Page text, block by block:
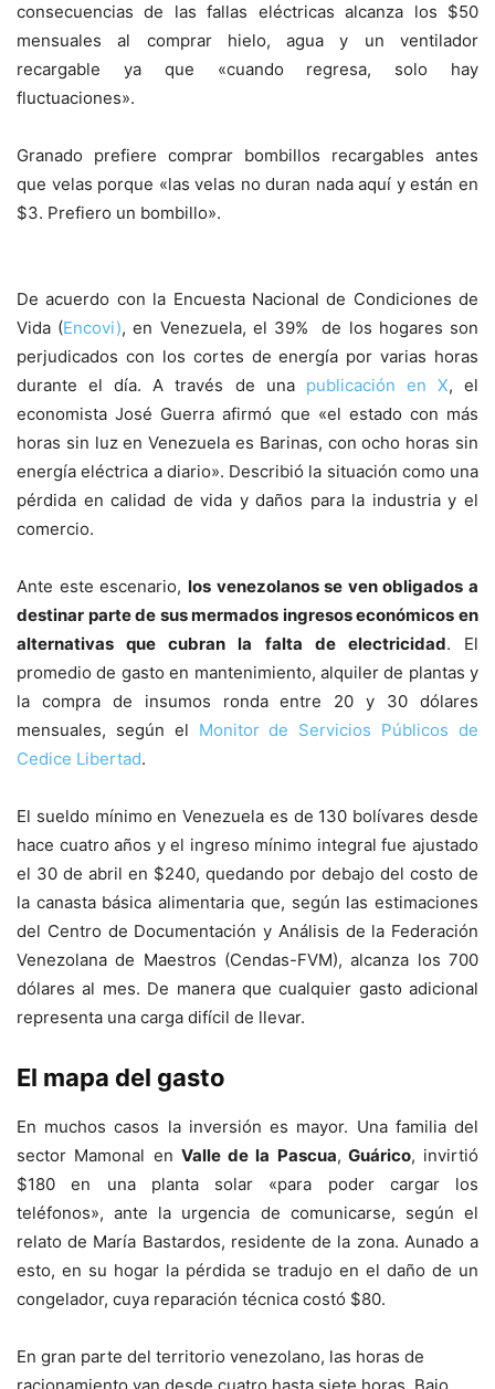
consecuencias de las fallas eléctricas alcanza los $50
mensuales al comprar hielo, agua y un ventilador
recargable ya que «cuando regresa, solo hay
fluctuaciones».
Granado prefiere comprar bombillos recargables antes
que velas porque «las velas no duran nada aquí y están en
$3. Prefiero un bombillo».
De acuerdo con la Encuesta Nacional de Condiciones de
Vida (Encovi), en Venezuela, el 39% de los hogares son
perjudicados con los cortes de energía por varias horas
durante el día. A través de una publicación en X, el
economista José Guerra afirmó que «el estado con más
horas sin luz en Venezuela es Barinas, con ocho horas sin
energía eléctrica a diario». Describió la situación como una
pérdida en calidad de vida y daños para la industria y el
comercio.
Ante este escenario, los venezolanos se ven obligados a
destinar parte de sus mermados ingresos económicos en
alternativas que cubran la falta de electricidad. El
promedio de gasto en mantenimiento, alquiler de plantas y
la compra de insumos ronda entre 20 y 30 dólares
mensuales, según el Monitor de Servicios Públicos de
Cedice Libertad.
El sueldo mínimo en Venezuela es de 130 bolívares desde
hace cuatro años y el ingreso mínimo integral fue ajustado
el 30 de abril en $240, quedando por debajo del costo de
la canasta básica alimentaria que, según las estimaciones
del Centro de Documentación y Análisis de la Federación
Venezolana de Maestros (Cendas-FVM), alcanza los 700
dólares al mes. De manera que cualquier gasto adicional
representa una carga difícil de llevar.
El mapa del gasto
En muchos casos la inversión es mayor. Una familia del
sector Mamonal en Valle de la Pascua, Guárico, invirtió
$180 en una planta solar «para poder cargar los
teléfonos», ante la urgencia de comunicarse, según el
relato de María Bastardos, residente de la zona. Aunado a
esto, en su hogar la pérdida se tradujo en el daño de un
congelador, cuya reparación técnica costó $80.
En gran parte del territorio venezolano, las horas de